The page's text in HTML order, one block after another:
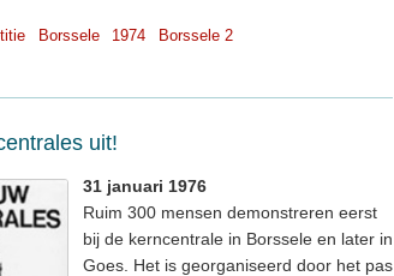
Borssele 1974 Borssele 2
uit!
31 januari 1976
Ruim 300 mensen demonstreren eerst
bij de kerncentrale in Borssele en later in
Goes. Het is georganiseerd door het pas